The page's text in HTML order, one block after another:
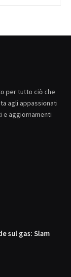
per tutto ciò che
agli appassionati
aggiornamenti
sul gas: Slam